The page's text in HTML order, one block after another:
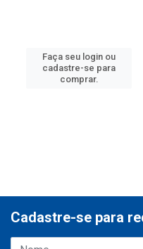
Faça seu login ou
cadastre-se para
comprar.
Cadastre-se para